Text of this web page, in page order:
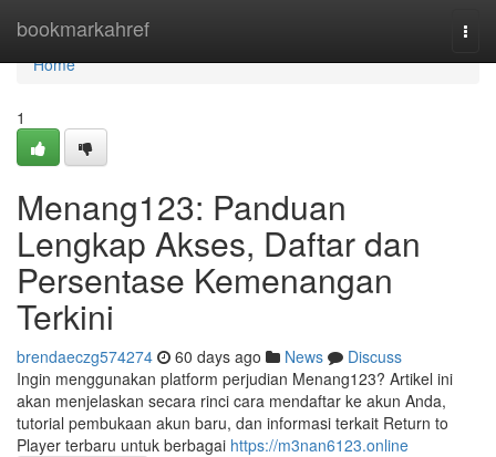
bookmarkahref
Home
Home
1
Menang123: Panduan
Lengkap Akses, Daftar dan
Persentase Kemenangan
Terkini
brendaeczg574274 60 days ago News
Discuss
Ingin menggunakan platform perjudian Menang123? Artikel ini
akan menjelaskan secara rinci cara mendaftar ke akun Anda,
tutorial pembukaan akun baru, dan informasi terkait Return to
Player terbaru untuk berbagai https://m3nan6123.online